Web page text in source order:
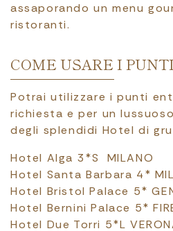
assaporando un menu
ristoranti.
COME USARE I PUNTI
Potrai utilizzare i punti
richiesta e per un
degli splendidi Hotel di
Hotel Alga 3*S MILANO
Hotel Santa Barbara 4*
Hotel Bristol Palace 5*
Hotel Bernini Palace 5*
Hotel Due Torri 5*L